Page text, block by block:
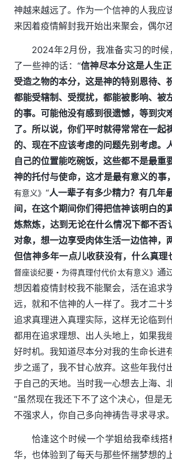
神越来越远了。作为一个信神的人我应
来因着疫情解封我开始出来聚会，偶尔
2024年2月份，我准备实习的时
了一些神的话：“信神尽本分这是人生
受造之物的本分，这是神的特别恩待、
都能受辖制、受搅扰，都能被影响、被
的事。可能他没有感到很遗憾，等到灾
了。所以说，你们平时就得常常在一起
的、现在不应该考虑的问题先别考虑。
自己的位置能吃碗饭，这些都不是最
神的托付与使命，这才是最有意义的事
有意义》“人一辈子有多少精力？有几年
间，在这个期间你们得把信神该明白的
炼熬炼，达到无论在什么情况下都不
对象，想一边享受肉体生活一边信神，
但信神多年一点儿收获没有，什么真理
督座谈纪要・为得真理付代价太有意义》 通
想因着疫情封校我不能聚会，活在追求
远，就和不信神的人一样了。我才二十
追求真理进入真理实际，这样无论临到
都用在追求理想、出人头地上，如果我
好时机。我知道尽本分对我的生命长进
步之遥了，我不甘心放弃。这些年我付
于自己的天地。当时我一心想去上海、
“虽然现在我还下不了这个决心，但是
不强求人，你自己多向神祷告寻求寻求
恰逢这个时候一个学姐给我牵线
华，也体验到了每天与那些怀揣梦想的